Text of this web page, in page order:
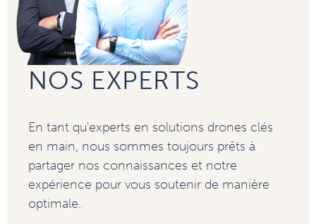
NOS EXPERTS
En tant qu'experts en solutions drones clés
en main, nous sommes toujours prêts à
partager nos connaissances et notre
expérience pour vous soutenir de manière
optimale.